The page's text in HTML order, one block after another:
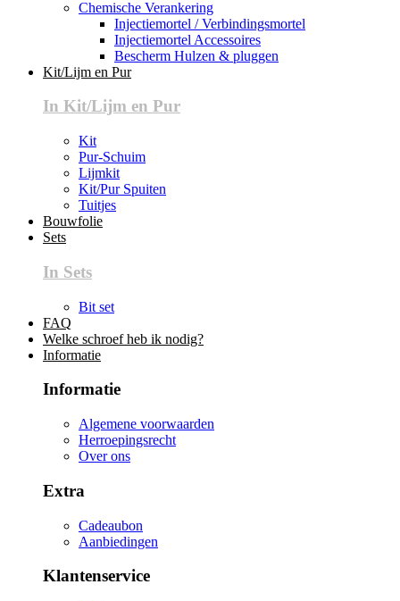
Chemische Verankering
Injectiemortel / Verbindingsmortel
Injectiemortel Accessoires
Bescherm Hulzen & pluggen
Kit/Lijm en Pur
In Kit/Lijm en Pur
Kit
Pur-Schuim
Lijmkit
Kit/Pur Spuiten
Tuitjes
Bouwfolie
Sets
In Sets
Bit set
FAQ
Welke schroef heb ik nodig?
Informatie
Informatie
Algemene voorwaarden
Herroepingsrecht
Over ons
Extra
Cadeaubon
Aanbiedingen
Klantenservice